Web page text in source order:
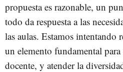
propuesta es razonable, un
todo da respuesta a las
las aulas. Estamos intentando
un elemento fundamental
docente, y atender la